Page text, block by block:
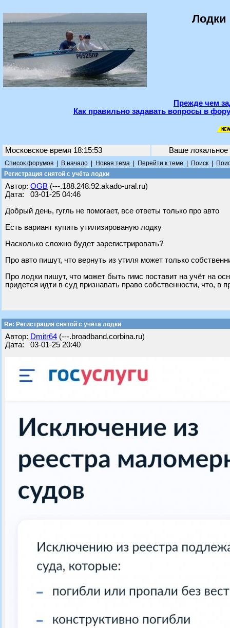
Лодки
Прежде чем
Как правильно задавать вопросы в
Московское время 18:15:53 Ваше
Список форумов В начало Новая тема Перейти к теме Поиск
Регистрация снятой с учёта лодки
Автор: OGB (---.188.248.92.akado-ural.ru)
Дата: 03-01-25 04:46
Добрый день, гугль не помогает, все ответы только про авто
Есть вариант купить утилизированую лодку
Насколько сложно будет зарегистрировать?
Про авто пишут, что вернуть из утиля может только
Про лодки пишут, что может быть гимс поставит на учёт на
придется идти в суд признавать право собственности, что, в
Re: Регистрация снятой с учёта лодки
Автор: Dmitr64 (---.broadband.corbina.ru)
Дата: 03-01-25 20:40